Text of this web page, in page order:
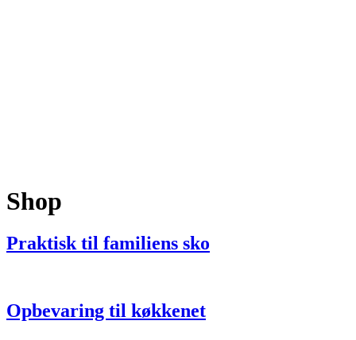
Shop
Praktisk til familiens sko
Opbevaring til køkkenet